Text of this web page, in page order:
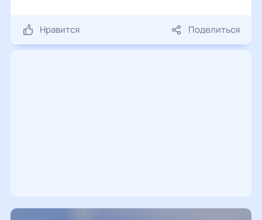
Нравится Поделиться